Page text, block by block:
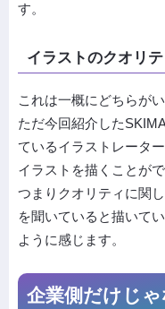
す。
イラストのクオリテ
これは一概にどちらが
ただ今回紹介した
ているイラストレータ
イラストを描くことが
つまりクオリティに関
を聞いていると描いて
ように感じます。
企業側だけじ